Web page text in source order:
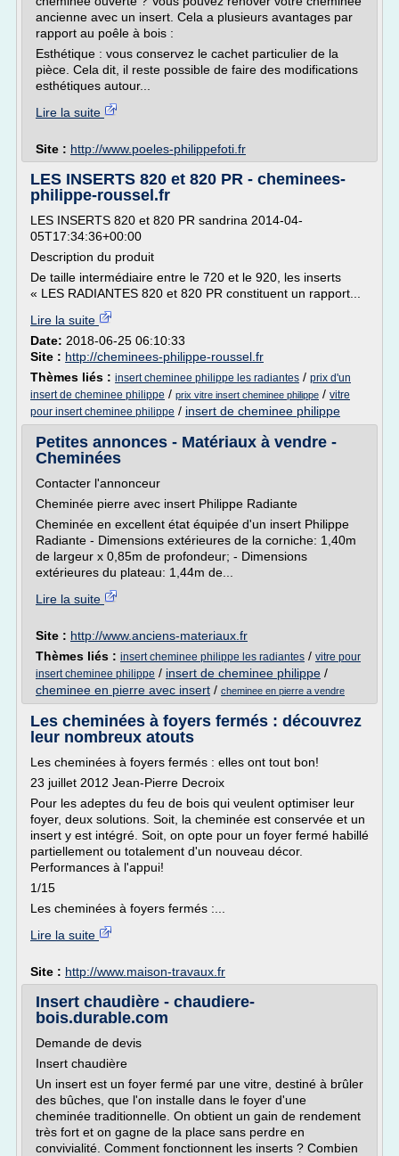
ancienne avec un insert. Cela a plusieurs avantages par
rapport au poêle à bois :
Esthétique : vous conservez le cachet particulier de la
pièce. Cela dit, il reste possible de faire des modifications
esthétiques autour...
Lire la suite
Site : http://www.poeles-philippefoti.fr
LES INSERTS 820 et 820 PR - cheminees-
philippe-roussel.fr
LES INSERTS 820 et 820 PR sandrina 2014-04-
05T17:34:36+00:00
Description du produit
De taille intermédiaire entre le 720 et le 920, les inserts
« LES RADIANTES 820 et 820 PR constituent un rapport...
Lire la suite
Date: 2018-06-25 06:10:33
Site : http://cheminees-philippe-roussel.fr
Thèmes liés : insert cheminee philippe les radiantes / prix d'un
insert de cheminee philippe / prix vitre insert cheminee philippe / vitre
pour insert cheminee philippe / insert de cheminee philippe
Petites annonces - Matériaux à vendre -
Cheminées
Contacter l'annonceur
Cheminée pierre avec insert Philippe Radiante
Cheminée en excellent état équipée d'un insert Philippe
Radiante - Dimensions extérieures de la corniche: 1,40m
de largeur x 0,85m de profondeur; - Dimensions
extérieures du plateau: 1,44m de...
Lire la suite
Site : http://www.anciens-materiaux.fr
Thèmes liés : insert cheminee philippe les radiantes / vitre pour
insert cheminee philippe / insert de cheminee philippe /
cheminee en pierre avec insert / cheminee en pierre a vendre
Les cheminées à foyers fermés : découvrez
leur nombreux atouts
Les cheminées à foyers fermés : elles ont tout bon!
23 juillet 2012 Jean-Pierre Decroix
Pour les adeptes du feu de bois qui veulent optimiser leur
foyer, deux solutions. Soit, la cheminée est conservée et un
insert y est intégré. Soit, on opte pour un foyer fermé habillé
partiellement ou totalement d'un nouveau décor.
Performances à l'appui!
1/15
Les cheminées à foyers fermés :...
Lire la suite
Site : http://www.maison-travaux.fr
Insert chaudière - chaudiere-
bois.durable.com
Demande de devis
Insert chaudière
Un insert est un foyer fermé par une vitre, destiné à brûler
des bûches, que l'on installe dans le foyer d'une
cheminée traditionnelle. On obtient un gain de rendement
très fort et on gagne de la place sans perdre en
convivialité. Comment fonctionnent les inserts ? Combien